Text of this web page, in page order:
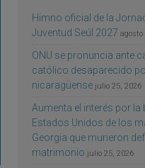
Himno oficial de la
Juventud Seúl 2027 agosto
ONU se pronuncia ante
católico desaparecido
nicaragüense julio 25, 2026
Aumenta el interés por la
Estados Unidos de los
Georgia que murieron
matrimonio julio 25, 2026